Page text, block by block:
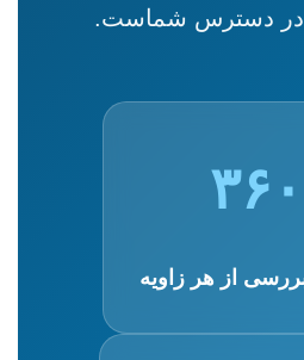
در دسترس شماست.
از هر زاویه